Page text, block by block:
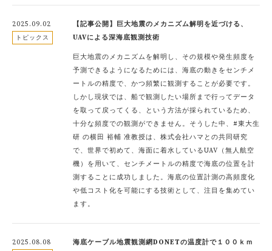
2025.09.02
トピックス
【記事公開】巨大地震のメカニズム解明を近づける、
UAVによる深海底観測技術
巨大地震のメカニズムを解明し、その規模や発生頻度を
予測できるようになるためには、海底の動きをセンチメ
ートルの精度で、かつ頻繁に観測することが必要です。
しかし現状では、船で観測したい場所まで行ってデータ
を取って戻ってくる、という方法が採られているため、
十分な頻度での観測ができません。そうした中、#東大生
研 の横田 裕輔 准教授は、株式会社ハマとの共同研究
で、世界で初めて、海面に着水しているUAV（無人航空
機）を用いて、センチメートルの精度で海底の位置を計
測することに成功しました。海底の位置計測の高頻度化
や低コスト化を可能にする技術として、注目を集めてい
ます。
2025.08.08
海底ケーブル地震観測網DONETの温度計で１００ｋｍ